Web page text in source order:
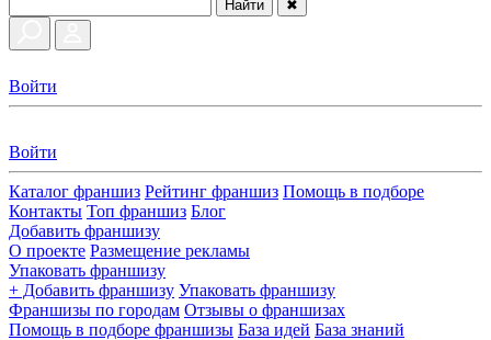
Найти ✖
Войти
Войти
Каталог франшиз Рейтинг франшиз Помощь в подборе
Контакты Топ франшиз Блог
Добавить франшизу
О проекте Размещение рекламы
Упаковать франшизу
+ Добавить франшизу Упаковать франшизу
Франшизы по городам Отзывы о франшизах
Помощь в подборе франшизы База идей База знаний